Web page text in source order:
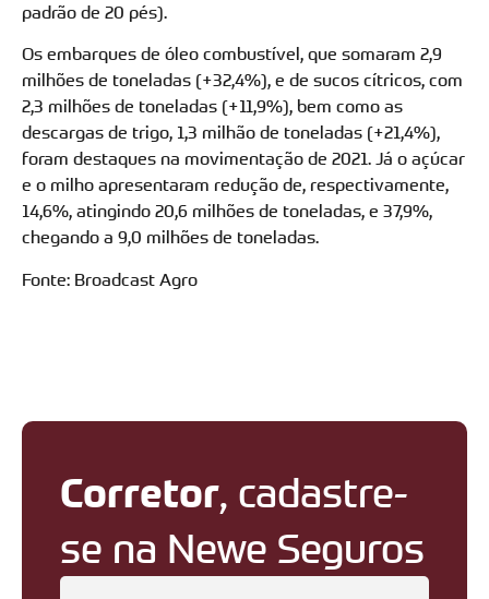
padrão de 20 pés).
Os embarques de óleo combustível, que somaram 2,9
milhões de toneladas (+32,4%), e de sucos cítricos, com
2,3 milhões de toneladas (+11,9%), bem como as
descargas de trigo, 1,3 milhão de toneladas (+21,4%),
foram destaques na movimentação de 2021. Já o açúcar
e o milho apresentaram redução de, respectivamente,
14,6%, atingindo 20,6 milhões de toneladas, e 37,9%,
chegando a 9,0 milhões de toneladas.
Fonte: Broadcast Agro
Corretor, cadastre-
se na Newe Seguros